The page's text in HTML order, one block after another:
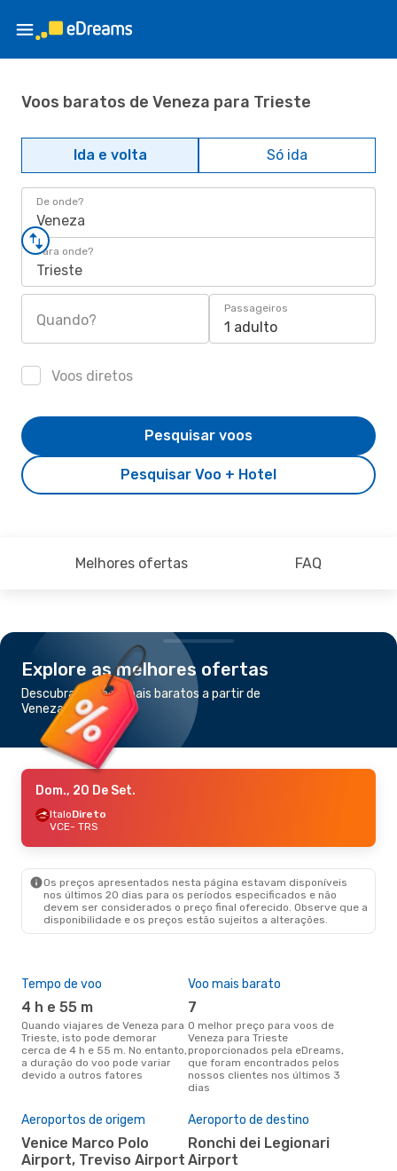
Voos baratos de Veneza para Trieste
Ida e volta Só ida
De onde?
Veneza
Para onde?
Trieste
Quando?
Passageiros
1 adulto
Voos diretos
Pesquisar Voo + Hotel
Pesquisar voos
Melhores ofertas FAQ
Explore as melhores ofertas
Descubra os voos mais baratos a partir de
Veneza para Trieste
Dom., 20 De Set.
ItaloDireto
VCE- TRS
Os preços apresentados nesta página estavam disponíveis
nos últimos 20 dias para os períodos especificados e não
devem ser considerados o preço final oferecido. Observe que a
disponibilidade e os preços estão sujeitos a alterações.
Tempo de voo
4 h e 55 m
Quando viajares de Veneza para
Trieste, isto pode demorar
cerca de 4 h e 55 m. No entanto,
a duração do voo pode variar
devido a outros fatores
Voo mais barato
7
O melhor preço para voos de
Veneza para Trieste
proporcionados pela eDreams,
que foram encontrados pelos
nossos clientes nos últimos 3
dias
Aeroportos de origem
Venice Marco Polo
Airport, Treviso Airport
Aeroporto de destino
Ronchi dei Legionari
Airport